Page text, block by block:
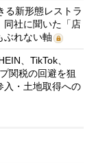
る新形態レストラ
社に聞いた「店
ぶれない軸
、TikTok、
関税の回避を狙
・土地取得への